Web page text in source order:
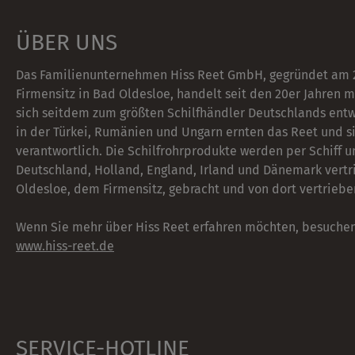
ÜBER UNS
Das Familienunternehmen Hiss Reet GmbH, gegründet am
Firmensitz in Bad Oldesloe, handelt seit den 20er Jahren
sich seitdem zum größten Schilfhändler Deutschlands
in der Türkei, Rumänien und Ungarn ernten das Reet und
verantwortlich. Die Schilfrohrprodukte werden per Schiff
Deutschland, Holland, England, Irland und Dänemark
Oldesloe, dem Firmensitz, gebracht und von dort
Wenn Sie mehr über Hiss Reet erfahren möchten,
www.hiss-reet.de
SERVICE-HOTLINE